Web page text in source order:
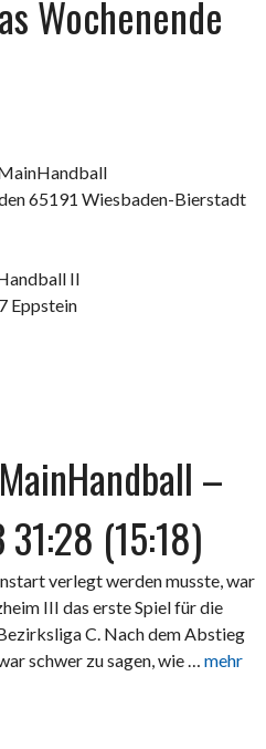
Wochenende
65191 Wiesbaden-Bierstadt
II
Eppstein
–
31:28 (15:18)
verlegt werden musste, war
III das erste Spiel für die
C. Nach dem Abstieg
schwer zu sagen, wie … mehr